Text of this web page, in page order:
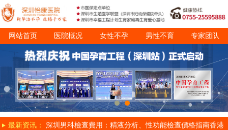
网站首页 医院概况 女性不孕 男性不育 专家团队
诊疗项目 就医指南
最新资讯： 深圳男科檢查費用：精液分析、性功能檢查價格指南香港